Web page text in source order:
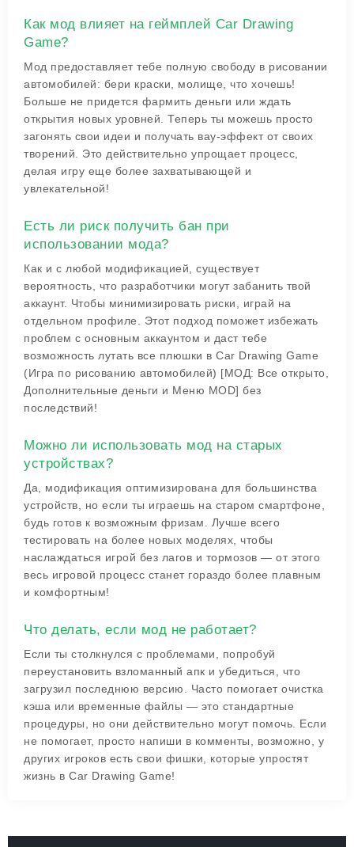
Как мод влияет на геймплей Car Drawing
Game?
Мод предоставляет тебе полную свободу в рисовании
автомобилей: бери краски, молище, что хочешь!
Больше не придется фармить деньги или ждать
открытия новых уровней. Теперь ты можешь просто
загонять свои идеи и получать вау-эффект от своих
творений. Это действительно упрощает процесс,
делая игру еще более захватывающей и
увлекательной!
Есть ли риск получить бан при
использовании мода?
Как и с любой модификацией, существует
вероятность, что разработчики могут забанить твой
аккаунт. Чтобы минимизировать риски, играй на
отдельном профиле. Этот подход поможет избежать
проблем с основным аккаунтом и даст тебе
возможность лутать все плюшки в Car Drawing Game
(Игра по рисованию автомобилей) [МОД: Все открыто,
Дополнительные деньги и Меню MOD] без
последствий!
Можно ли использовать мод на старых
устройствах?
Да, модификация оптимизирована для большинства
устройств, но если ты играешь на старом смартфоне,
будь готов к возможным фризам. Лучше всего
тестировать на более новых моделях, чтобы
наслаждаться игрой без лагов и тормозов — от этого
весь игровой процесс станет гораздо более плавным
и комфортным!
Что делать, если мод не работает?
Если ты столкнулся с проблемами, попробуй
переустановить взломанный апк и убедиться, что
загрузил последнюю версию. Часто помогает очистка
кэша или временные файлы — это стандартные
процедуры, но они действительно могут помочь. Если
не помогает, просто напиши в комменты, возможно, у
других игроков есть свои фишки, которые упростят
жизнь в Car Drawing Game!